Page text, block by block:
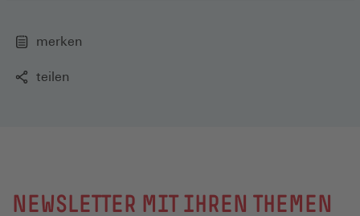
merken
teilen
NEWSLETTER MIT IHREN THEMEN